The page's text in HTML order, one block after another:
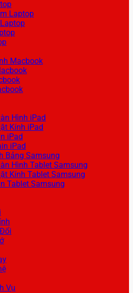
Laptop
Macbook
Hình iPad
Kính iPad
iPad
iPad
Bảng Samsung
Hình Tablet Samsung
Kính Tablet Samsung
Tablet Samsung
Vụ